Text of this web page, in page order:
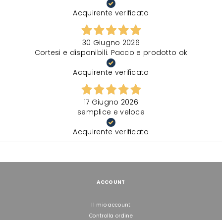
Acquirente verificato
30 Giugno 2026
Cortesi e disponibili. Pacco e prodotto ok
Acquirente verificato
17 Giugno 2026
semplice e veloce
Acquirente verificato
ACCOUNT
Il mio account
Controlla ordine